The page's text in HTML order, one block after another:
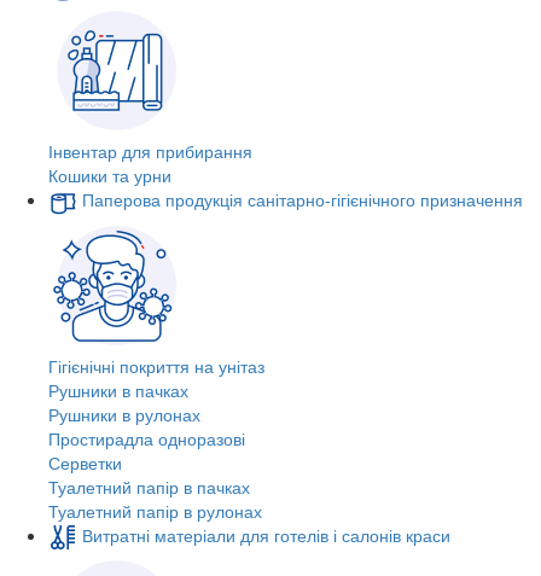
Інвентар для прибирання
Кошики та урни
Паперова продукція санітарно-гігієнічного призначення
Гігієнічні покриття на унітаз
Рушники в пачках
Рушники в рулонах
Простирадла одноразові
Серветки
Туалетний папір в пачках
Туалетний папір в рулонах
Витратні матеріали для готелів і салонів краси